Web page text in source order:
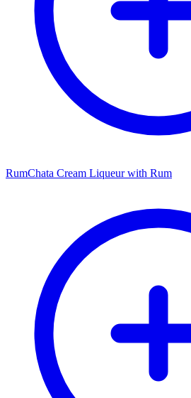
RumChata Cream Liqueur with Rum